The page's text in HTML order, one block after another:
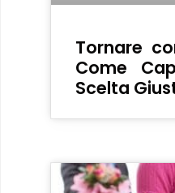
Tornare
Come
Scelta